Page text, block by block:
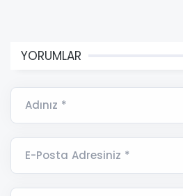
YORUMLAR
Adınız *
E-Posta Adresiniz *